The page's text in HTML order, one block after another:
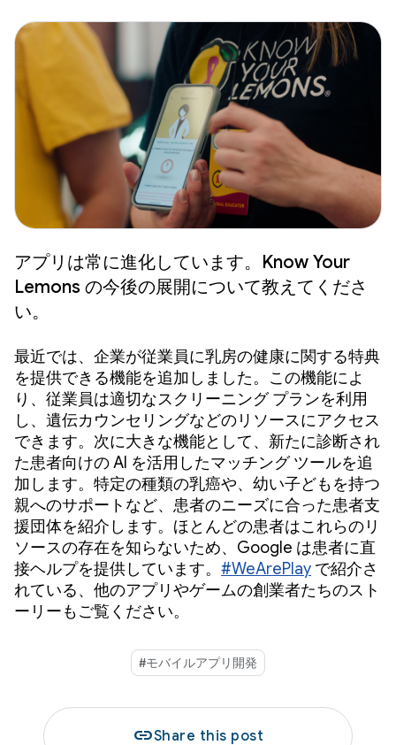
アプリは常に進化しています。Know Your
Lemons の今後の展開について教えてくださ
い。
最近では、企業が従業員に乳房の健康に関する特典
を提供できる機能を追加しました。この機能によ
り、従業員は適切なスクリーニング プランを利用
し、遺伝カウンセリングなどのリソースにアクセス
できます。次に大きな機能として、新たに診断され
た患者向けの AI を活用したマッチング ツールを追
加します。特定の種類の乳癌や、幼い子どもを持つ
親へのサポートなど、患者のニーズに合った患者支
援団体を紹介します。ほとんどの患者はこれらのリ
ソースの存在を知らないため、Google は患者に直
接ヘルプを提供しています。 #WeArePlay で紹介さ
れている、他のアプリやゲームの創業者たちのスト
ーリーもご覧ください。
#モバイルアプリ開発
linkShare this post